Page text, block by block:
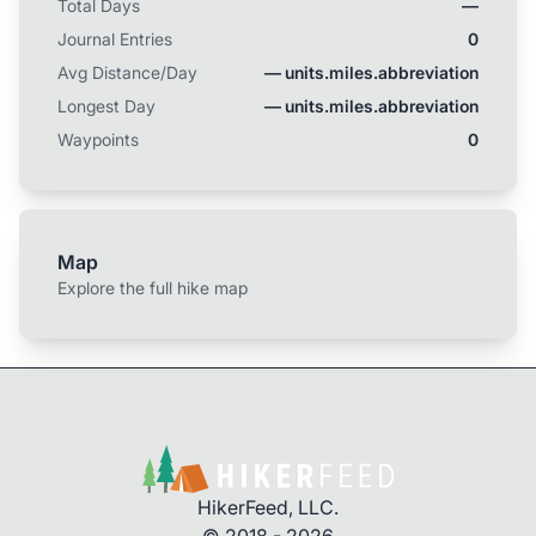
Amerikaner, ältere und jüngere. Vor dem Schlafen
mache ich noch einen kurzen Besuch beim
Terminus.
Total Days
—
Journal Entries
0
Avg Distance/Day
— units.miles.abbreviation
Longest Day
— units.miles.abbreviation
Waypoints
0
Map
Explore the full hike map
HikerFeed, LLC.